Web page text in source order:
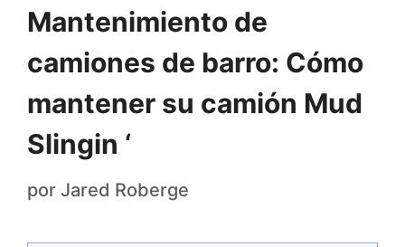
Mantenimiento de
camiones de barro: Cómo
mantener su camión Mud
Slingin ‘
por Jared Roberge